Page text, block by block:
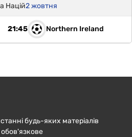
Націй2 жовтня
21:45 Northern Ireland
будь-яких матеріалів